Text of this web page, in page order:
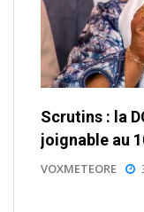
Scrutins : la
joignable au
VOXMETEORE